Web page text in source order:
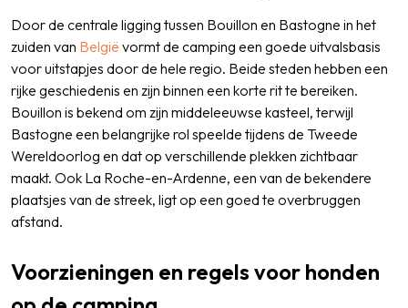
Door de centrale ligging tussen Bouillon en Bastogne in het
zuiden van België vormt de camping een goede uitvalsbasis
voor uitstapjes door de hele regio. Beide steden hebben een
rijke geschiedenis en zijn binnen een korte rit te bereiken.
Bouillon is bekend om zijn middeleeuwse kasteel, terwijl
Bastogne een belangrijke rol speelde tijdens de Tweede
Wereldoorlog en dat op verschillende plekken zichtbaar
maakt. Ook La Roche-en-Ardenne, een van de bekendere
plaatsjes van de streek, ligt op een goed te overbruggen
afstand.
Voorzieningen en regels voor honden